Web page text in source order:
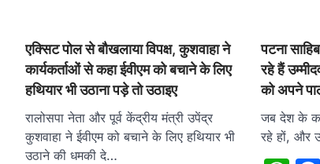
एक्सिट पोल से बौखलाया विपक्ष, कुशवाहा ने
कार्यकर्ताओं से कहा ईवीएम को बचाने के लिए
हथियार भी उठाना पड़े तो उठाइए
रालोसपा नेता और पूर्व केंद्रीय मंत्री उपेंद्र
कुशवाहा ने ईवीएम को बचाने के लिए हथियार भी
उठाने की धमकी दे…
पटना
रहे हैं
को अपने
जब देश के
रहे हों, और